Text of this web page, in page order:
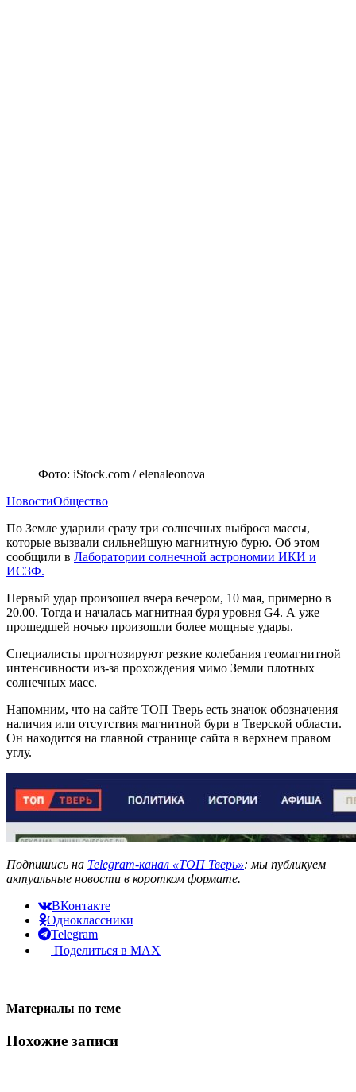
Фото: iStock.com / elenaleonova
НовостиОбщество
По Земле ударили сразу три солнечных выброса массы,
которые вызвали сильнейшую магнитную бурю. Об этом
сообщили в Лаборатории солнечной астрономии ИКИ и
ИСЗФ.
Первый удар произошел вчера вечером, 10 мая, примерно в
20.00. Тогда и началась магнитная буря уровня G4. А уже
прошедшей ночью произошли более мощные удары.
Специалисты прогнозируют резкие колебания геомагнитной
интенсивности из-за прохождения мимо Земли плотных
солнечных масс.
Напомним, что на сайте ТОП Тверь есть значок обозначения
наличия или отсутствия магнитной бури в Тверской области.
Он находится на главной странице сайта в верхнем правом
углу.
Подпишись на Telegram-канал «ТОП Тверь»: мы публикуем
актуальные новости в коротком формате.
ВКонтакте
Одноклассники
Telegram
Поделиться в MAX
Материалы по теме
Похожие записи